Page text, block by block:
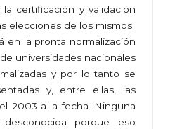
certificación y validación
elecciones de los mismos.
en la pronta normalización
universidades nacionales
y por lo tanto se
y, entre ellas, las
2003 a la fecha. Ninguna
porque eso